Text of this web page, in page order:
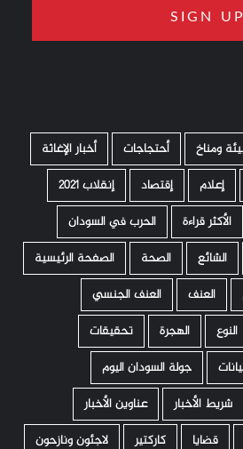
ومناخ أحتجاجات
أخبار الإغاثة
إعلام إقتصاد
إنقلاب 2021
الأكثر قراءة
الحرب في السودان
الشائع الصحة
الصفحة الرئيسية
العنف
العنف الجنسي
النوع الهجرة
تحقيقات
جولة السودان اليوم
شريط الأخبار
عناوين الأخبار
قضايا كاركتير لاجئون ونازحون